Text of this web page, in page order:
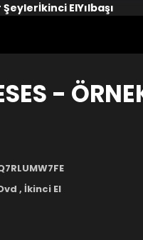
Şeylerİkinci ElYılbaşı
-
, İkinci El